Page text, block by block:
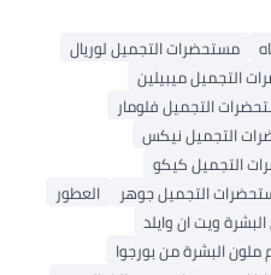
مستحضرات التجميل لوريال
التجميل ميبيلين
التجميل فلومار
التجميل نيكس
التجميل كيكو
التجميل جوهر
العطور
ويت ان وايلد
ملون البشرة من بورجوا